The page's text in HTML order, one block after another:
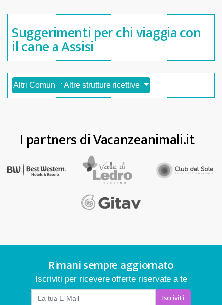
Suggerimenti per chi viaggia con
il cane a Assisi
Altri Comuni Altre strutture ricettive
I partners di Vacanzeanimali.it
Rimani sempre aggiornato
Iscriviti per ricevere offerte riservate a te
Iscriviti